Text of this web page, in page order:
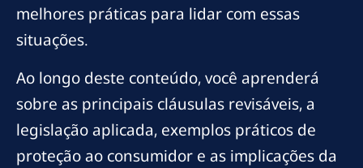
melhores práticas para lidar com essas
situações.
Ao longo deste conteúdo, você aprenderá
sobre as principais cláusulas revisáveis, a
legislação aplicada, exemplos práticos de
proteção ao consumidor e as implicações da